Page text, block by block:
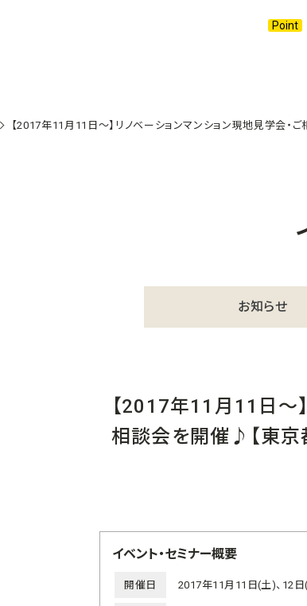
【2017年11月11日～】リノベーションマンション現地見学会・
お知らせ
【2017年11月11日～
相談会を開催♪【東京
イベント・セミナー概要
開催日 2017年11月11日(土)、12日